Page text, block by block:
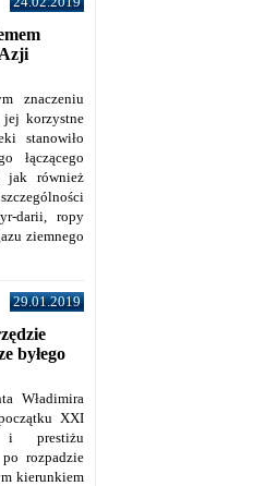
znaczeniu
korzystne
stanowiło
łączącego
jak również
darii, ropy
ziemnego
29.01.2019
byłego
Władimira
XXI
i prestiżu
rozpadzie
kierunkiem